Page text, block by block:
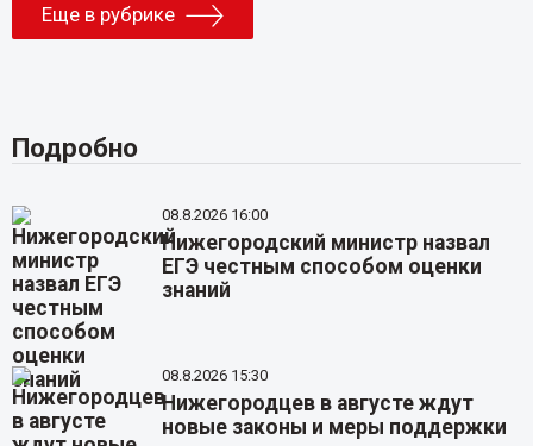
Еще в рубрике
Подробно
08.8.2026 16:00
Нижегородский министр назвал
ЕГЭ честным способом оценки
знаний
08.8.2026 15:30
Нижегородцев в августе ждут
новые законы и меры поддержки